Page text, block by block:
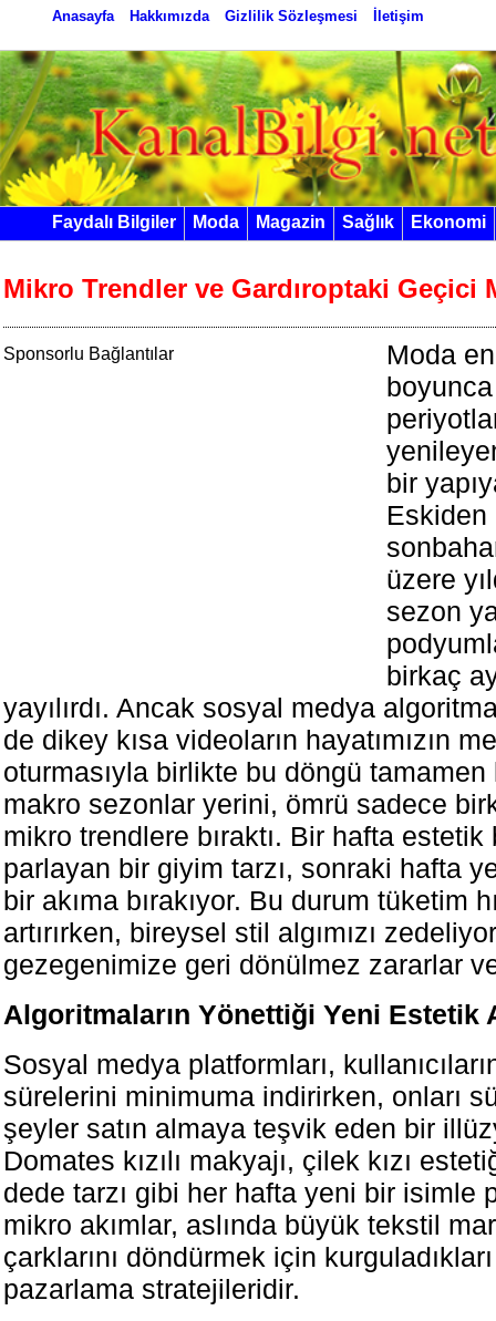
Anasayfa Hakkımızda Gizlilik Sözleşmesi İletişim
Faydalı Bilgiler Moda Magazin Sağlık Ekonomi
Mikro Trendler ve Gardıroptaki Geçici
Sponsorlu Bağlantılar
Moda
bir
Eskiden
üzere
sezon
birkaç
yayılırdı. Ancak sosyal medya
de dikey kısa videoların hayatımızın
oturmasıyla birlikte bu döngü tamamen
makro sezonlar yerini, ömrü sadece
mikro trendlere bıraktı. Bir hafta
parlayan bir giyim tarzı, sonraki hafta
bir akıma bırakıyor. Bu durum tüketim
artırırken, bireysel stil algımızı
gezegenimize geri dönülmez zararlar
Algoritmaların Yönettiği Yeni Estetik
Sosyal medya platformları,
sürelerini minimuma indirirken, onları
şeyler satın almaya teşvik eden bir
Domates kızılı makyajı, çilek kızı
dede tarzı gibi her hafta yeni bir isimle
mikro akımlar, aslında büyük tekstil
çarklarını döndürmek için kurguladıkları
pazarlama stratejileridir.